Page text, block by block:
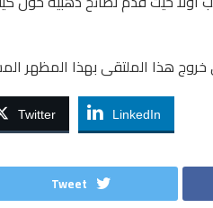
هذا الملتقى بهذا المظهر
Twitter LinkedIn
Tweet